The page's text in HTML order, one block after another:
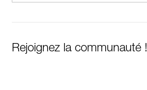
Rejoignez la communauté !